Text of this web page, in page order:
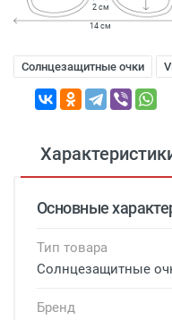
2 см
14 см
Солнцезащитные очки
Основные
Тип товара
Солнцезащитные
Бренд